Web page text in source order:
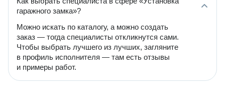
гаражного замка»?
Можно искать по каталогу, а можно создать
заказ — тогда специалисты откликнутся сами.
Чтобы выбрать лучшего из лучших, загляните
в профиль исполнителя — там есть отзывы
и примеры работ.